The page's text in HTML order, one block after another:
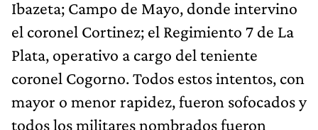
Ibazeta; Campo de Mayo, donde intervino
el coronel Cortinez; el Regimiento 7 de La
Plata, operativo a cargo del teniente
coronel Cogorno. Todos estos intentos, con
mayor o menor rapidez, fueron sofocados y
todos los militares nombrados fueron